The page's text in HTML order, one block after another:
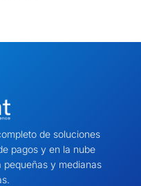
de soluciones
pagos y en la nube
y medianas